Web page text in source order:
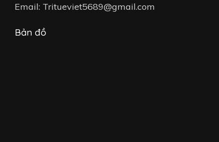
Email: Tritueviet5689@gmail.com
Bản đồ